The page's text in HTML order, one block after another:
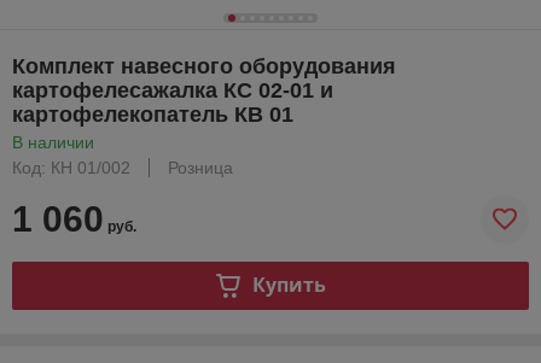
Комплект навесного оборудования
картофелесажалка КС 02-01 и
картофелекопатель КВ 01
В наличии
Код: КН 01/002
Розница
1 060 руб.
Купить